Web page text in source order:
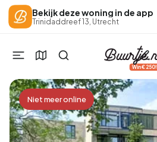
Bekijk deze woning in de app
Trinidaddreef 13, Utrecht
Win €250!
Niet meer online